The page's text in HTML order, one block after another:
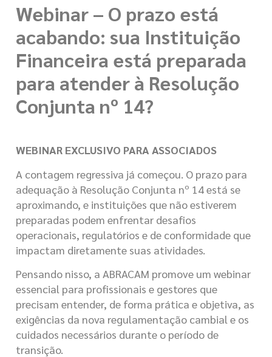
Webinar – O prazo está
acabando: sua Instituição
Financeira está preparada
para atender à Resolução
Conjunta nº 14?
WEBINAR EXCLUSIVO PARA ASSOCIADOS
A contagem regressiva já começou. O prazo para
adequação à Resolução Conjunta nº 14 está se
aproximando, e instituições que não estiverem
preparadas podem enfrentar desafios
operacionais, regulatórios e de conformidade que
impactam diretamente suas atividades.
Pensando nisso, a ABRACAM promove um webinar
essencial para profissionais e gestores que
precisam entender, de forma prática e objetiva, as
exigências da nova regulamentação cambial e os
cuidados necessários durante o período de
transição.